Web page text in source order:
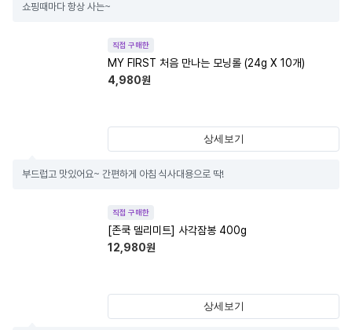
쇼핑때마다 항상 사는~
직접 구매한
MY FIRST 처음 만나는 모닝롤 (24g X 10개)
4,980원
상세보기
부드럽고 맛있어요~ 간편하게 아침 식사대용으로 딱!
직접 구매한
[존쿡 델리미트] 사각잠봉 400g
12,980원
상세보기